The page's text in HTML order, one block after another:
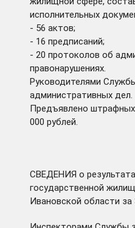
исполнительных
- 56 актов;
- 16 предписаний;
- 20 протоколов об
правонарушениях.
Руководителями
административных дел.
Предъявлено
000 рублей.
СВЕДЕНИЯ о
государственной
Ивановской области за